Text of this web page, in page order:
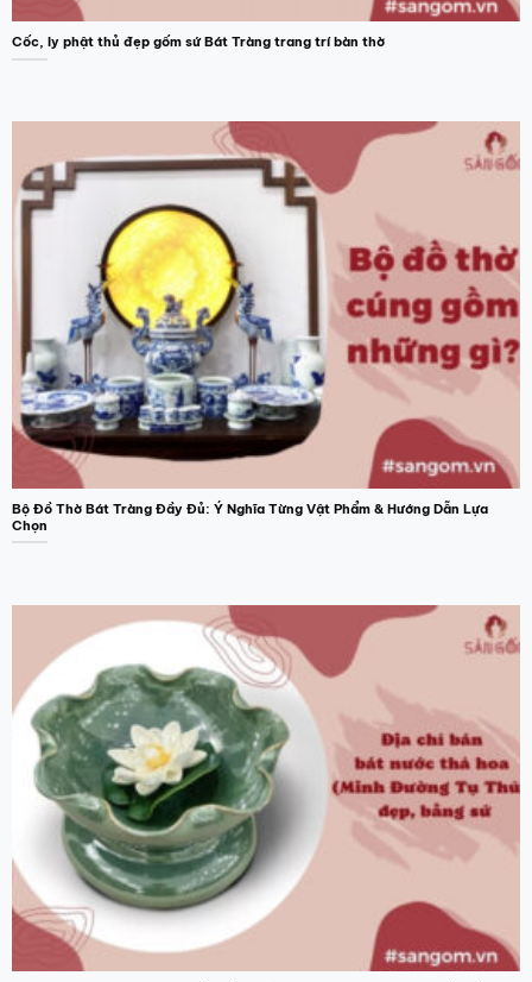
Cốc, ly phật thủ đẹp gốm sứ Bát Tràng trang trí bàn thờ
Bộ Đồ Thờ Bát Tràng Đầy Đủ: Ý Nghĩa Từng Vật Phẩm & Hướng Dẫn Lựa
Chọn